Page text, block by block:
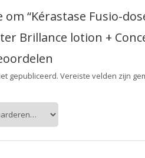
om “Kérastase Fusio-
Brillance lotion +
gepubliceerd. Vereiste velden zijn